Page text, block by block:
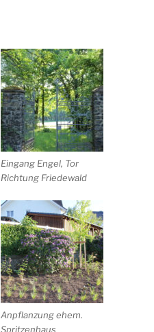
Eingang Engel, Tor
Richtung Friedewald
Anpflanzung ehem.
Spritzenhaus